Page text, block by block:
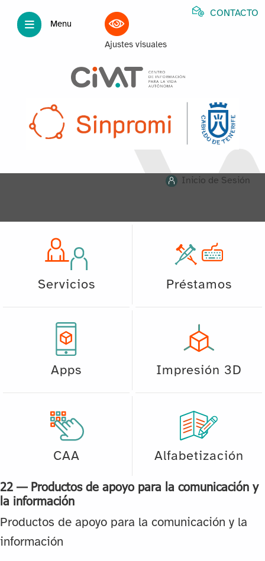
Menu
Ajustes visuales
CONTACTO
Inicio de Sesión
Servicios Préstamos
Apps Impresión 3D
CAA Alfabetización
22 — Productos de apoyo para la comunicación y
la información
Productos de apoyo para la comunicación y la
información